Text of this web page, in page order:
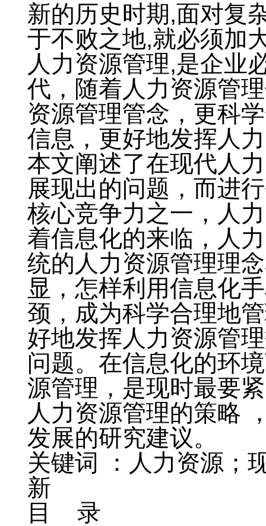
新的历史时期,面对复
于不败之地,就必须加
人力资源管理,是企业
代，随着人力资源管
资源管理管念，更科
信息，更好地发挥人
本文阐述了在现代人
展现出的问题，而进
核心竞争力之一，人
着信息化的来临，人
统的人力资源管理理
显，怎样利用信息化
颈，成为科学合理地
好地发挥人力资源管
问题。在信息化的环
源管理，是现时最要
人力资源管理的策略
发展的研究建议。
关键词 ：人力资源；
新
目 录